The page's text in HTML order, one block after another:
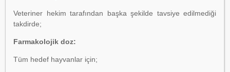
Veteriner hekim tarafından başka şekilde tavsiye edilmediği
takdirde;
Farmakolojik doz:
Tüm hedef hayvanlar için;